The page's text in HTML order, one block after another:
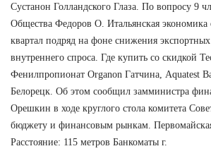
Сустанон Голландского Глаза. По вопросу 9
Общества Федоров О. Итальянская экономика
квартал подряд на фоне снижения
внутреннего спроса. Где купить со скидкой
Фенилпропионат Organon Гатчина, Aquatest
Белорецк. Об этом сообщил замминистра
Орешкин в ходе круглого стола комитета
бюджету и финансовым рынкам.
Расстояние: 115 метров Банкоматы г.